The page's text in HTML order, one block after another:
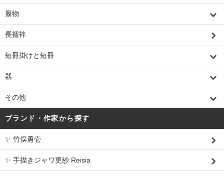
履物
長襦袢
短冊掛けと短冊
器
その他
ブランド・作家から探す
✨ 竹俣勇壱
✨ 手描きジャワ更紗 Reisia